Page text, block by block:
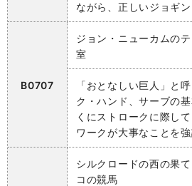
ながら、正しいジョギ
B0707
ジョン・ニューカムの
室
「おとなしい巨人」と
ク・ハンド、サーブの
くにストロークに際し
ワークが大事なことを強
シルクロードの西の果
コの競馬